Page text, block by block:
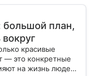
большой план,
красивые
— это конкретные
на жизнь людей